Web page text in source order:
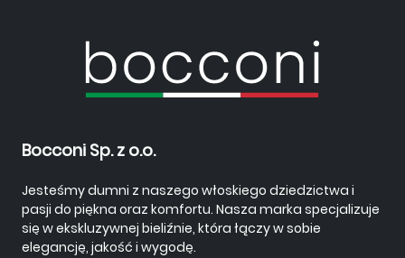
Bocconi Sp. z o.o.
Jesteśmy dumni z naszego włoskiego dziedzictwa i
pasji do piękna oraz komfortu. Nasza marka specjalizuje
się w ekskluzywnej bieliźnie, która łączy w sobie
elegancję, jakość i wygodę.